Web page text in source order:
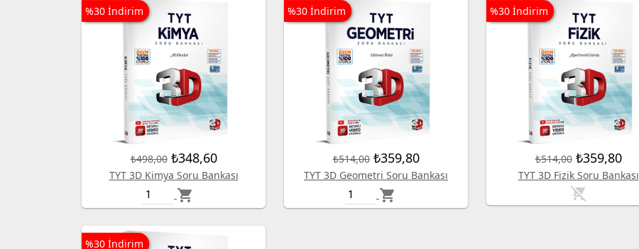
%30 İndirim
₺498,00₺348,60
TYT 3D Kimya Soru Bankası
shopping_cart
%30 İndirim
₺514,00₺359,80
TYT 3D Geometri Soru Bankası
shopping_cart
%30 İndirim
₺514,00₺359,80
TYT 3D Fizik Soru Bankası
remove_shopping_cart
%30 İndirim